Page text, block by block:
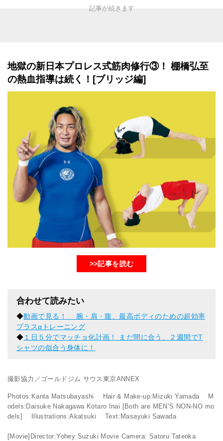
地獄の新日本プロレス式筋肉修行③！ 棚橋弘至
の熱血指導は続く！[ブリッジ編]
>>記事を読む
合わせて読みたい
◆動画で見る！ 腕・肩・腹、最高ボディのための超効率
プラスαトレーニング
◆１日５分でマッチョ化計画！ まだ間に合う、２週間でT
シャツの似合う身体に！
撮影協力／ゴールドジム サウス東京ANNEX
Photos:Kanta Matsubayashi Hair & Make-up:Mizuki Yamada M
odels:Daisuke Nakagawa Kotaro Inai [Both are MEN’S NON-NO mo
dels] Illustrations:Akatsuki Text:Masayuki Sawada
[Movie]Director:Yohey Suzuki Movie Camera: Satoru Tateoka